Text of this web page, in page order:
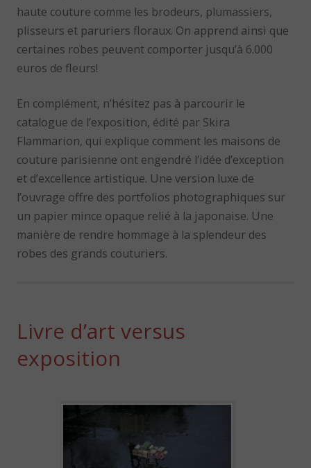
haute couture comme les brodeurs, plumassiers,
plisseurs et paruriers floraux. On apprend ainsi que
certaines robes peuvent comporter jusqu’à 6.000
euros de fleurs!
En complément, n’hésitez pas à parcourir le
catalogue de l’exposition, édité par Skira
Flammarion, qui explique comment les maisons de
couture parisienne ont engendré l’idée d’exception
et d’excellence artistique. Une version luxe de
l’ouvrage offre des portfolios photographiques sur
un papier mince opaque relié à la japonaise. Une
manière de rendre hommage à la splendeur des
robes des grands couturiers.
Livre d’art versus
exposition